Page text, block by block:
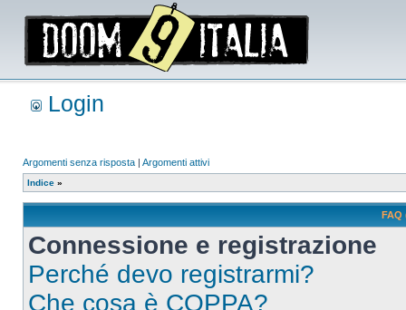
Login
Argomenti senza risposta | Argomenti attivi
Indice »
FAQ
Connessione e registrazione
Perché devo registrarmi?
Che cosa è COPPA?